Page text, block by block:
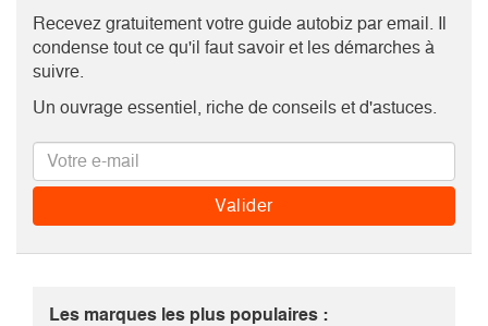
Recevez gratuitement votre guide autobiz par email. Il
condense tout ce qu'il faut savoir et les démarches à
suivre.
Un ouvrage essentiel, riche de conseils et d'astuces.
Les marques les plus populaires :